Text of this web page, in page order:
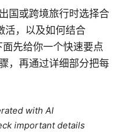
国或跨境旅行时选择合
活，以及如何结合
先给你一个快速要点
，再通过详细部分把每
with AI
important details